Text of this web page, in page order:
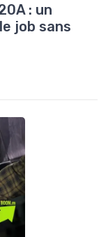
: un
job sans